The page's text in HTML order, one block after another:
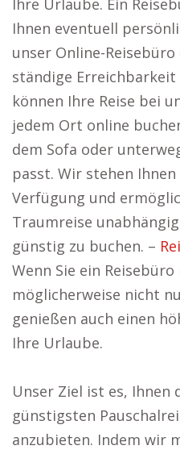
Ihre Urlaube. Ein
Ihnen eventuell
unser Online-
ständige
können Ihre Reise bei
jedem Ort online
dem Sofa oder
passt. Wir stehen
Verfügung und
Traumreise
günstig zu buchen. –
Wenn Sie ein
möglicherweise nicht
genießen auch einen
Ihre Urlaube.
Unser Ziel ist es, Ihnen
günstigsten
anzubieten. Indem wir